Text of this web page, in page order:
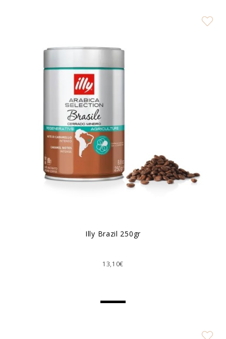
Ιlly Brazil 250gr
13,10€